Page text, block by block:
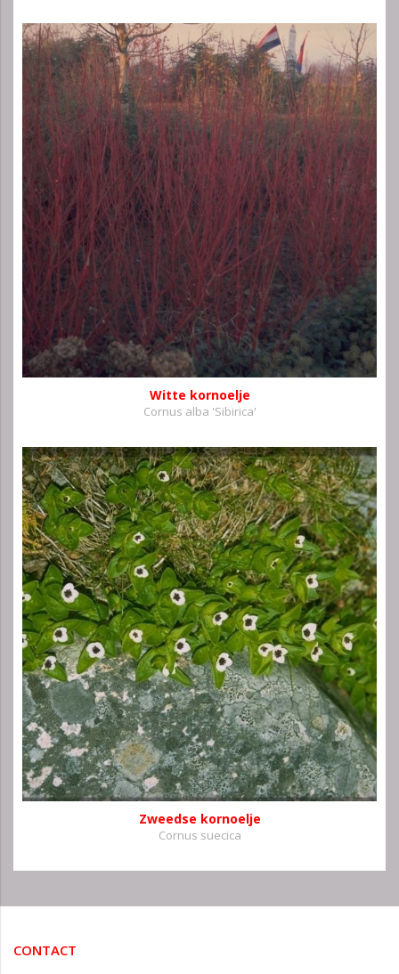
Witte kornoelje
Cornus alba 'Sibirica'
Zweedse kornoelje
Cornus suecica
CONTACT